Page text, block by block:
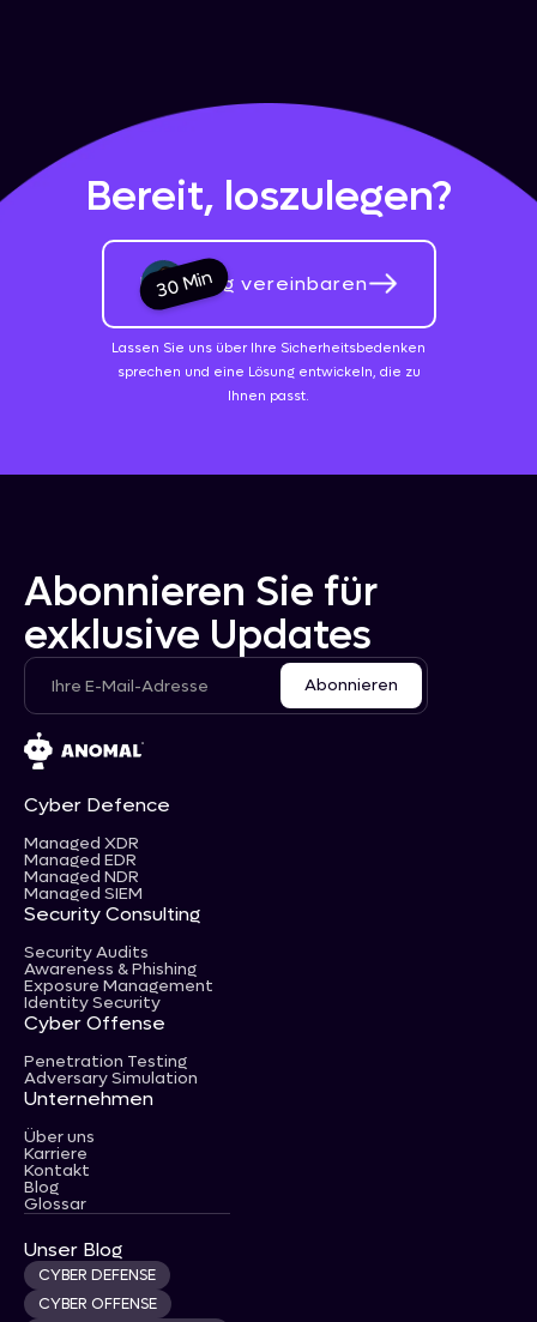
Bereit, loszulegen?
Beratung vereinbaren
30 Min
Lassen Sie uns über Ihre Sicherheitsbedenken
sprechen und eine Lösung entwickeln, die zu
Ihnen passt.
Abonnieren Sie für
exklusive Updates
Cyber Defence
Managed XDR
Managed EDR
Managed NDR
Managed SIEM
Security Consulting
Security Audits
Awareness & Phishing
Exposure Management
Identity Security
Cyber Offense
Penetration Testing
Adversary Simulation
Unternehmen
Über uns
Karriere
Kontakt
Blog
Glossar
Unser Blog
CYBER DEFENSE
CYBER OFFENSE